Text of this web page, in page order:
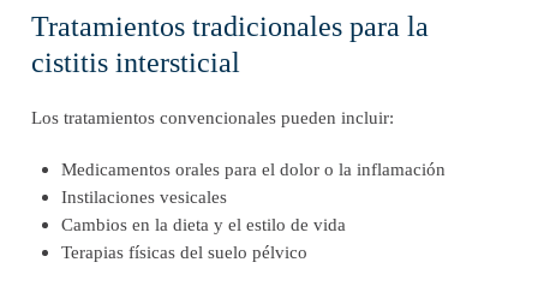
Tratamientos tradicionales para la
cistitis intersticial
Los tratamientos convencionales pueden incluir:
Medicamentos orales para el dolor o la inflamación
Instilaciones vesicales
Cambios en la dieta y el estilo de vida
Terapias físicas del suelo pélvico